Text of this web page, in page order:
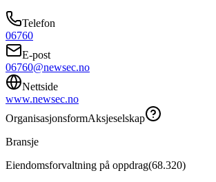
Telefon
06760
E-post
06760@newsec.no
Nettside
www.newsec.no
OrganisasjonsformAksjeselskap
Bransje
Eiendomsforvaltning på oppdrag(68.320)